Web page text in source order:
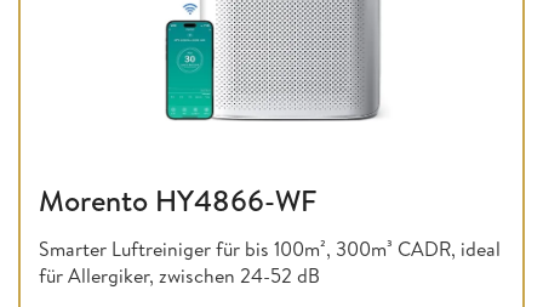
Morento HY4866-WF
Smarter Luftreiniger für bis 100m², 300m³ CADR, ideal
für Allergiker, zwischen 24-52 dB